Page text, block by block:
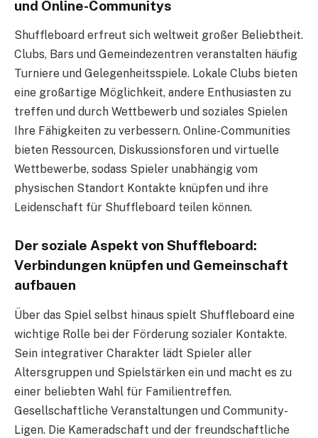
und Online-Communitys
Shuffleboard erfreut sich weltweit großer Beliebtheit.
Clubs, Bars und Gemeindezentren veranstalten häufig
Turniere und Gelegenheitsspiele. Lokale Clubs bieten
eine großartige Möglichkeit, andere Enthusiasten zu
treffen und durch Wettbewerb und soziales Spielen
Ihre Fähigkeiten zu verbessern. Online-Communities
bieten Ressourcen, Diskussionsforen und virtuelle
Wettbewerbe, sodass Spieler unabhängig vom
physischen Standort Kontakte knüpfen und ihre
Leidenschaft für Shuffleboard teilen können.
Der soziale Aspekt von Shuffleboard:
Verbindungen knüpfen und Gemeinschaft
aufbauen
Über das Spiel selbst hinaus spielt Shuffleboard eine
wichtige Rolle bei der Förderung sozialer Kontakte.
Sein integrativer Charakter lädt Spieler aller
Altersgruppen und Spielstärken ein und macht es zu
einer beliebten Wahl für Familientreffen.
Gesellschaftliche Veranstaltungen und Community-
Ligen. Die Kameradschaft und der freundschaftliche